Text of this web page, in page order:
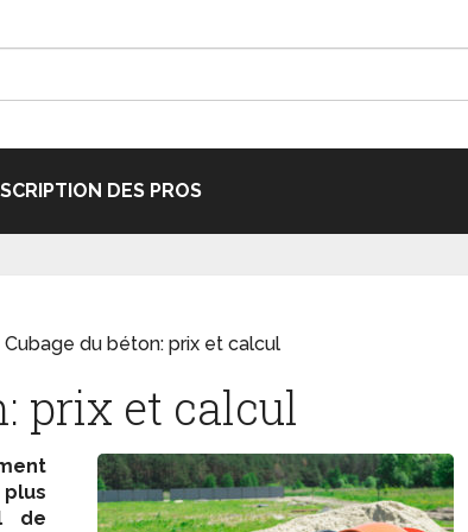
DES PROS
Cubage du béton: prix et calcul
prix et calcul
de